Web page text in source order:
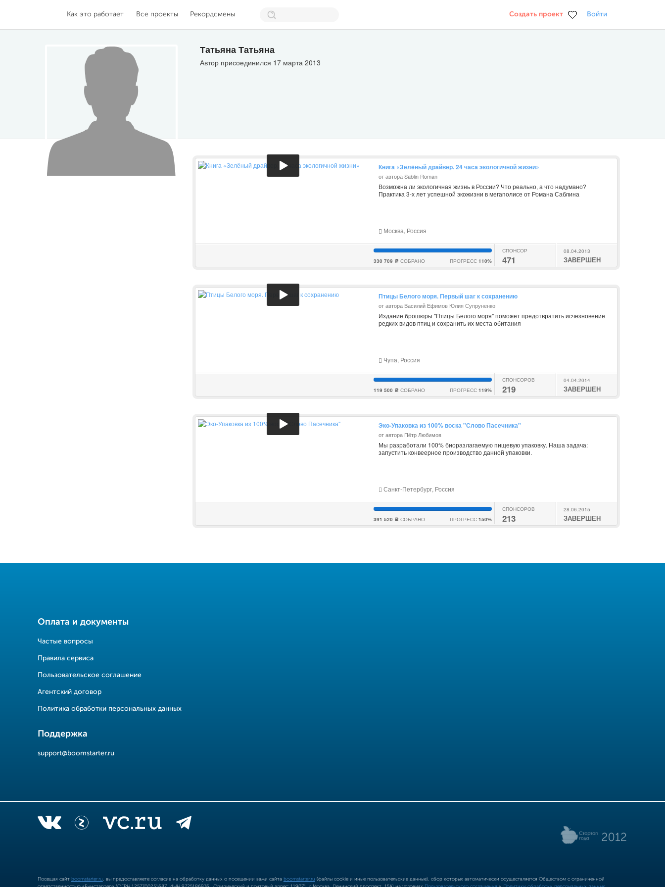
Как это работает Все проекты Рекордсмены Создать проект Войти
Татьяна Татьяна
Автор присоединился 17 марта 2013
Книга «Зелёный драйвер. 24 часа экологичной жизни»
от автора Sablin Roman
Возможна ли экологичная жизнь в России? Что реально, а что надумано?
Практика 3-х лет успешной экожизни в мегаполисе от Романа Саблина
Москва, Россия
330 709 c СОБРАНО ПРОГРЕСС 110%
СПОНСОР
471
08.04.2013
ЗАВЕРШЕН
Птицы Белого моря. Первый шаг к сохранению
от автора Василий Ефимов Юлия Супруненко
Издание брошюры "Птицы Белого моря" поможет предотвратить исчезновение
редких видов птиц и сохранить их места обитания
Чупа, Россия
119 500 c СОБРАНО ПРОГРЕСС 119%
СПОНСОРОВ
219
04.04.2014
ЗАВЕРШЕН
Эко-Упаковка из 100% воска "Слово Пасечника"
от автора Пётр Любимов
Мы разработали 100% биоразлагаемую пищевую упаковку. Наша задача:
запустить конвеерное производство данной упаковки.
Санкт-Петербург, Россия
391 520 c СОБРАНО ПРОГРЕСС 150%
СПОНСОРОВ
213
28.06.2015
ЗАВЕРШЕН
Оплата и документы
Частые вопросы
Правила сервиса
Пользовательское соглашение
Агентский договор
Политика обработки персональных данных
Поддержка
support@boomstarter.ru
Посещая сайт boomstarter.ru , вы предоставляете согласие на обработку данных о посещении вами сайта boomstarter.ru (файлы cookie и иные пользовательские данные), сбор которых автоматически осуществляется Обществом с ограниченной